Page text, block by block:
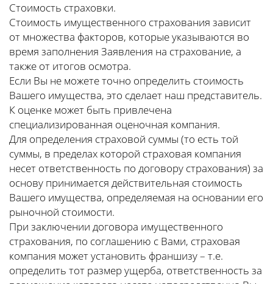
Стоимость страховки.
Стоимость имущественного страхования зависит
от множества факторов, которые указываются во
время заполнения Заявления на страхование, а
также от итогов осмотра.
Если Вы не можете точно определить стоимость
Вашего имущества, это сделает наш представитель.
К оценке может быть привлечена
специализированная оценочная компания.
Для определения страховой суммы (то есть той
суммы, в пределах которой страховая компания
несет ответственность по договору страхования) за
основу принимается действительная стоимость
Вашего имущества, определяемая на основании его
рыночной стоимости.
При заключении договора имущественного
страхования, по соглашению с Вами, страховая
компания может установить франшизу – т.е.
определить тот размер ущерба, ответственность за